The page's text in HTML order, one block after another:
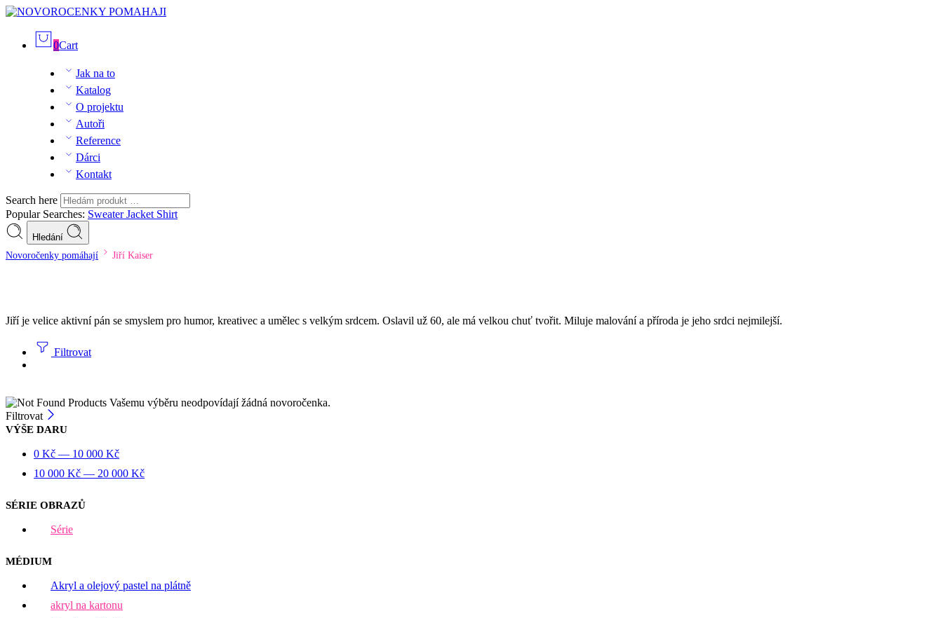
0Cart
Jak na to
Katalog
O projektu
Autoři
Reference
Dárci
Kontakt
Search here
Popular Searches: SweaterJacket Shirt
Hledání
Novoročenky pomáhají Jiří Kaiser
Jiří je velice aktivní pán se smyslem pro humor, kreativec a umělec s velkým srdcem. Oslavil už 60, ale má velkou chuť tvořit. Miluje malování a příroda je jeho srdci nejmilejší.
Filtrovat
Vašemu výběru neodpovídají žádná novoročenka.
Filtrovat
VÝŠE DARU
0 Kč — 10 000 Kč
10 000 Kč — 20 000 Kč
SÉRIE OBRAZŮ
Série
MÉDIUM
Akryl a olejový pastel na plátně
akryl na kartonu